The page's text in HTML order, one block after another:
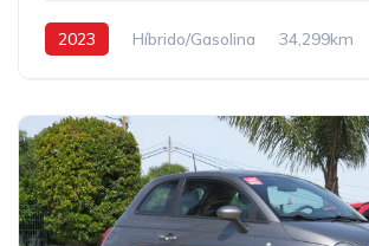
2023 Híbrido/Gasolina 34,299km